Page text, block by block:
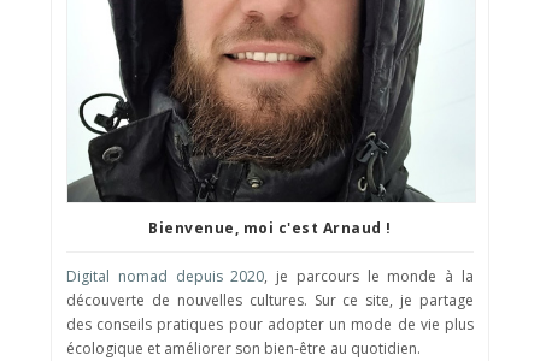
Bienvenue, moi c'est Arnaud !
Digital nomad depuis 2020, je parcours le monde à la
découverte de nouvelles cultures. Sur ce site, je partage
des conseils pratiques pour adopter un mode de vie plus
écologique et améliorer son bien-être au quotidien.